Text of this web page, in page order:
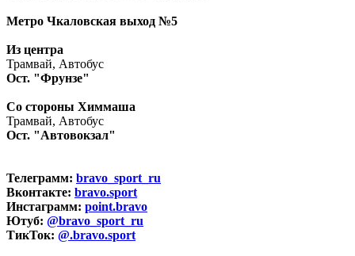
Метро Чкаловская выход №5
Из центра
Трамвай, Автобус
Ост. "Фрунзе"
Со стороны Химмаша
Трамвай, Автобус
Ост. "Автовокзал"
Телеграмм: bravo_sport_ru
Вконтакте: bravo.sport
Инстаграмм: point.bravo
Ютуб: @bravo_sport_ru
ТикТок: @.bravo.sport